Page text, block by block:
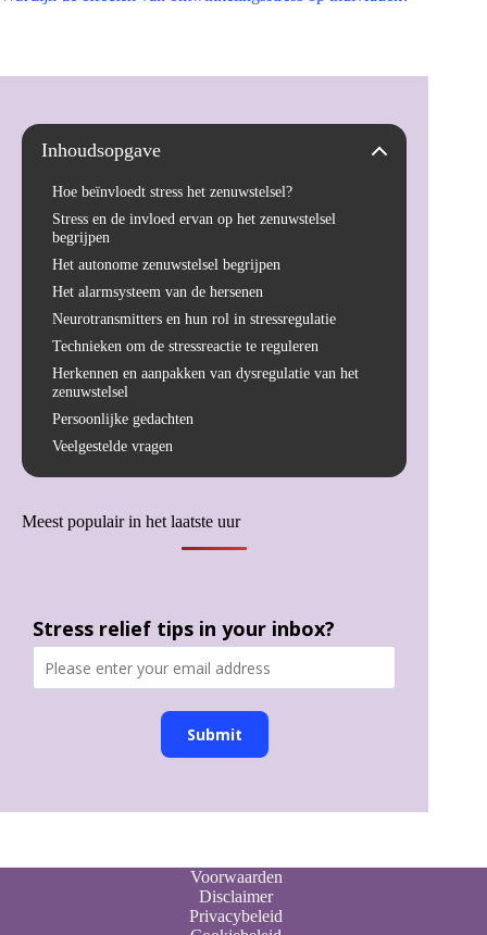
Inhoudsopgave
Hoe beïnvloedt stress het zenuwstelsel?
Stress en de invloed ervan op het zenuwstelsel
begrijpen
Het autonome zenuwstelsel begrijpen
Het alarmsysteem van de hersenen
Neurotransmitters en hun rol in stressregulatie
Technieken om de stressreactie te reguleren
Herkennen en aanpakken van dysregulatie van het
zenuwstelsel
Persoonlijke gedachten
Veelgestelde vragen
Meest populair in het laatste uur
Stress relief tips in your inbox?
Submit
Voorwaarden
Disclaimer
Privacybeleid